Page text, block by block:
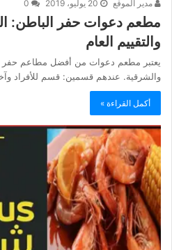
مدير الموقع 20 يوليو، 2019
مطعم دعوات حفر الباطن:
والتقييم العام
يعتبر مطعم دعوات من أفضل مطاعم حفر
والشرقية. عندهم قسمين: قسم للأفراد
أكمل القراءة »